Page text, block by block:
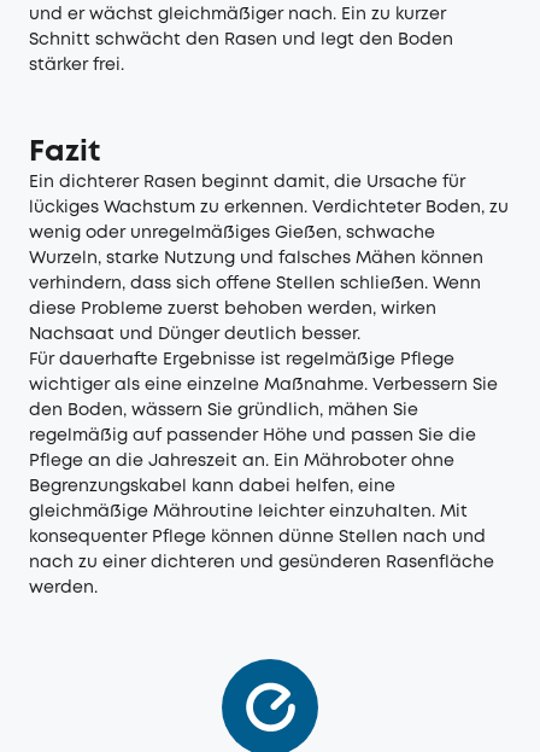
und er wächst gleichmäßiger nach. Ein zu kurzer
Schnitt schwächt den Rasen und legt den Boden
stärker frei.
Fazit
Ein dichterer Rasen beginnt damit, die Ursache für
lückiges Wachstum zu erkennen. Verdichteter Boden, zu
wenig oder unregelmäßiges Gießen, schwache
Wurzeln, starke Nutzung und falsches Mähen können
verhindern, dass sich offene Stellen schließen. Wenn
diese Probleme zuerst behoben werden, wirken
Nachsaat und Dünger deutlich besser.
Für dauerhafte Ergebnisse ist regelmäßige Pflege
wichtiger als eine einzelne Maßnahme. Verbessern Sie
den Boden, wässern Sie gründlich, mähen Sie
regelmäßig auf passender Höhe und passen Sie die
Pflege an die Jahreszeit an. Ein Mähroboter ohne
Begrenzungskabel kann dabei helfen, eine
gleichmäßige Mähroutine leichter einzuhalten. Mit
konsequenter Pflege können dünne Stellen nach und
nach zu einer dichteren und gesünderen Rasenfläche
werden.